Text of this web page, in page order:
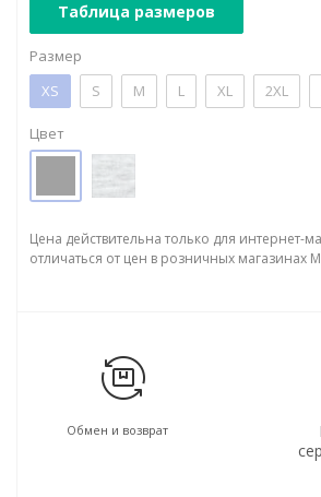
Таблица размеров
Размер
XS
S M L XL 2XL
Цвет
Цена действительна только для интернет-
отличаться от цен в розничных магазинах
Обмен и возврат